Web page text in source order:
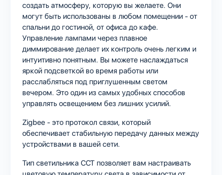
создать атмосферу, которую вы желаете. Они
могут быть использованы в любом помещении - от
спальни до гостиной, от офиса до кафе.
Управление лампами через плавное
диммирование делает их контроль очень легким и
интуитивно понятным. Вы можете наслаждаться
яркой подсветкой во время работы или
расслабляться под приглушенным светом
вечером. Это один из самых удобных способов
управлять освещением без лишних усилий.
Zigbee - это протокол связи, который
обеспечивает стабильную передачу данных между
устройствами в вашей сети.
Тип светильника CCT позволяет вам настраивать